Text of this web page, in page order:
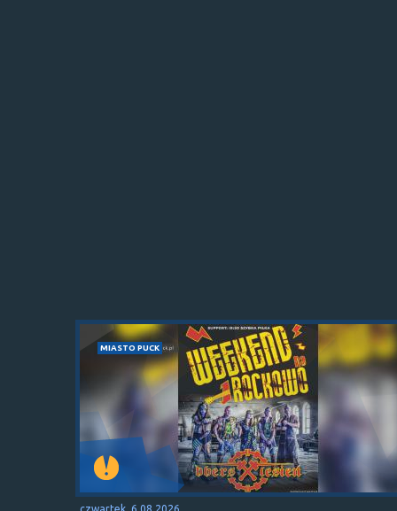
MIASTO PUCK
czwartek, 6.08.2026